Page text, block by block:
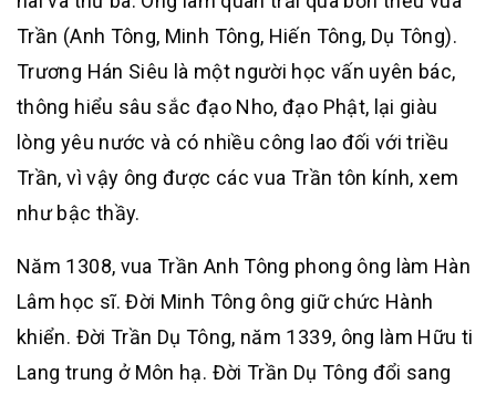
Trần (Anh Tông, Minh Tông, Hiến Tông, Dụ Tông).
Trương Hán Siêu là một người học vấn uyên bác,
thông hiểu sâu sắc đạo Nho, đạo Phật, lại giàu
lòng yêu nước và có nhiều công lao đối với triều
Trần, vì vậy ông được các vua Trần tôn kính, xem
như bậc thầy.
Năm 1308, vua Trần Anh Tông phong ông làm Hàn
Lâm học sĩ. Đời Minh Tông ông giữ chức Hành
khiển. Đời Trần Dụ Tông, năm 1339, ông làm Hữu ti
Lang trung ở Môn hạ. Đời Trần Dụ Tông đổi sang